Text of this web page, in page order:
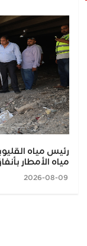
رئيس مياه
مياه الأمطار